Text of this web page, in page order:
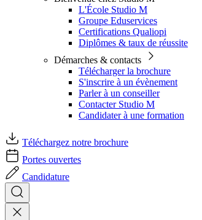
L'École Studio M
Groupe Eduservices
Certifications Qualiopi
Diplômes & taux de réussite
Démarches & contacts
Télécharger la brochure
S'inscrire à un évènement
Parler à un conseiller
Contacter Studio M
Candidater à une formation
Téléchargez notre brochure
Portes ouvertes
Candidature